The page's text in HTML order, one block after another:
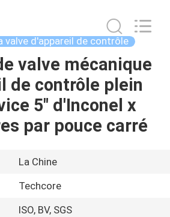
valve d'appareil de contrôle
valve mécanique
de contrôle plein
5" d'Inconel x
par pouce carré
La Chine
Techcore
ISO, BV, SGS